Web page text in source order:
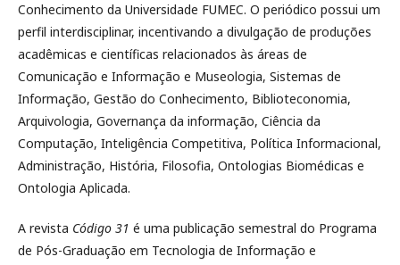
Conhecimento da Universidade FUMEC. O periódico possui um
perfil interdisciplinar, incentivando a divulgação de produções
acadêmicas e científicas relacionados às áreas de
Comunicação e Informação e Museologia, Sistemas de
Informação, Gestão do Conhecimento, Biblioteconomia,
Arquivologia, Governança da informação, Ciência da
Computação, Inteligência Competitiva, Política Informacional,
Administração, História, Filosofia, Ontologias Biomédicas e
Ontologia Aplicada.
A revista Código 31 é uma publicação semestral do Programa
de Pós-Graduação em Tecnologia de Informação e